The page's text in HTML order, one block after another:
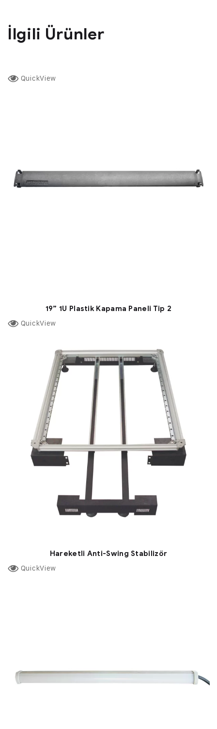
İlgili Ürünler
QuickView
19” 1U Plastik Kapama Paneli Tip 2
QuickView
Hareketli Anti-Swing Stabilizör
QuickView